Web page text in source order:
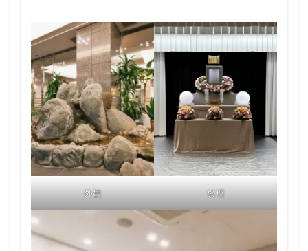
外観 祭壇